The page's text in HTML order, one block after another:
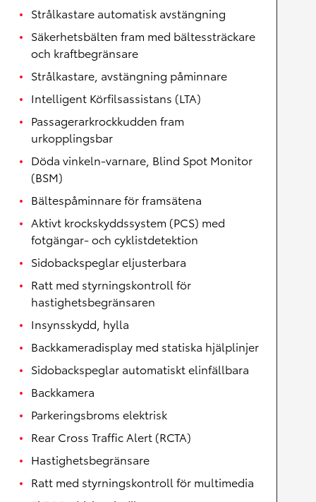
Strålkastare automatisk avstängning
Säkerhetsbälten fram med bältessträckare
och kraftbegränsare
Strålkastare, avstängning påminnare
Intelligent Körfilsassistans (LTA)
Passagerarkrockkudden fram
urkopplingsbar
Döda vinkeln-varnare, Blind Spot Monitor
(BSM)
Bältespåminnare för framsätena
Aktivt krockskyddssystem (PCS) med
fotgängar- och cyklistdetektion
Sidobackspeglar eljusterbara
Ratt med styrningskontroll för
hastighetsbegränsaren
Insynsskydd, hylla
Backkameradisplay med statiska hjälplinjer
Sidobackspeglar automatiskt elinfällbara
Backkamera
Parkeringsbroms elektrisk
Rear Cross Traffic Alert (RCTA)
Hastighetsbegränsare
Ratt med styrningskontroll för multimedia